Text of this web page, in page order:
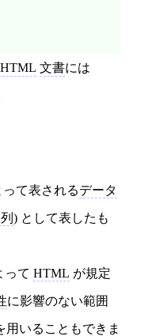
文書には
って表されるデータ
) として表したも
って HTML が規定
に影響のない範囲
用いることもできま